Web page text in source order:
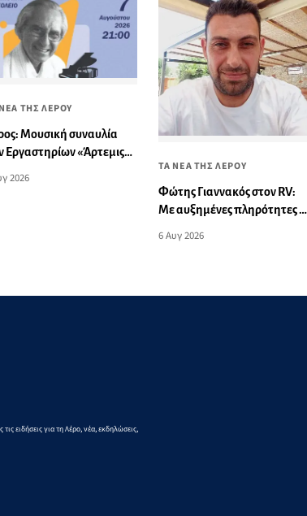
ΤΗΣ ΛΕΡΟΥ
Μουσική συναυλία
Εργαστηρίων «Άρτεμις»
2026
ΤΑ ΝΕΑ ΤΗΣ ΛΕΡΟΥ
Φώτης Γιαννακός στον RV:
Με αυξημένες πληρότητες η
της τουριστικής σεζόν στο
6 Αυγ 2026
ειδήσεις για τη Λέρο, νέα, εκδηλώσεις,